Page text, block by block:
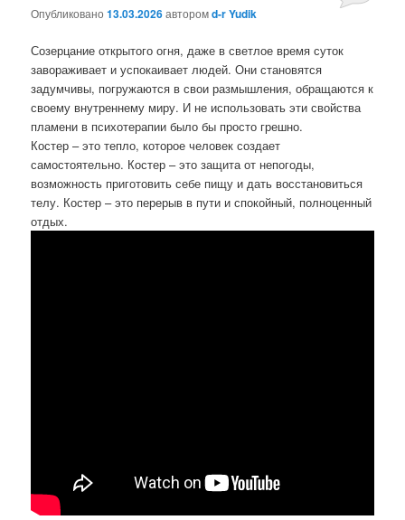
Опубликовано13.03.2026авторомd-r Yudik
Созерцание открытого огня, даже в светлое время суток
завораживает и успокаивает людей. Они становятся
задумчивы, погружаются в свои размышления, обращаются к
своему внутреннему миру. И не использовать эти свойства
пламени в психотерапии было бы просто грешно.
Костер – это тепло, которое человек создает
самостоятельно. Костер – это защита от непогоды,
возможность приготовить себе пищу и дать восстановиться
телу. Костер – это перерыв в пути и спокойный, полноценный
отдых.